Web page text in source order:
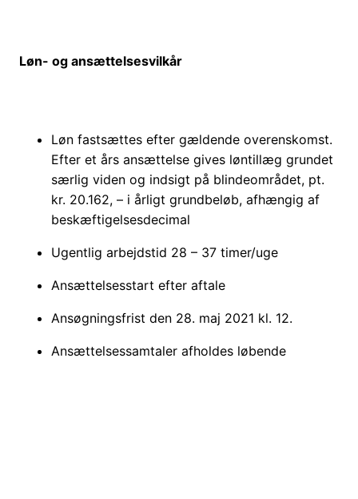
Løn- og ansættelsesvilkår
Løn fastsættes efter gældende overenskomst.
Efter et års ansættelse gives løntillæg grundet
særlig viden og indsigt på blindeområdet, pt.
kr. 20.162, – i årligt grundbeløb, afhængig af
beskæftigelsesdecimal
Ugentlig arbejdstid 28 – 37 timer/uge
Ansættelsesstart efter aftale
Ansøgningsfrist den 28. maj 2021 kl. 12.
Ansættelsessamtaler afholdes løbende